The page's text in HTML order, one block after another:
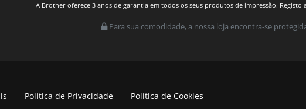
A Brother oferece 3 anos de garantia em todos os seus produtos de impressão.
Para sua comodidade, a nossa loja encontra-se
Política de Privacidade
Política de Cookies